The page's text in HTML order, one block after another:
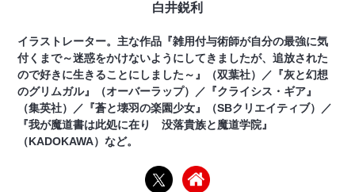
白井鋭利
イラストレーター。主な作品『雑用付与術師が自分の最強に気
付くまで～迷惑をかけないようにしてきましたが、追放された
ので好きに生きることにしました～』（双葉社）／『灰と幻想
のグリムガル』（オーバーラップ）／『クライシス・ギア』
（集英社）／『蒼と壊羽の楽園少女』（SBクリエイティブ）／
『我が魔道書は此処に在り 没落貴族と魔道学院』
（KADOKAWA）など。